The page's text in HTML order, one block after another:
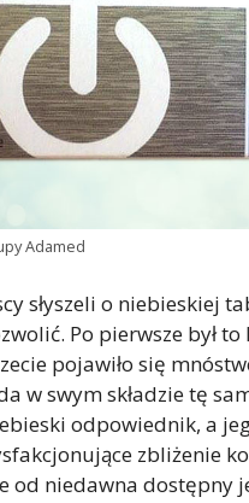
Adamed
słyszeli o niebieskiej
Po pierwsze był
pojawiło się
w swym składzie tę
odpowiednik, a
zbliżenie
od niedawna dostępny